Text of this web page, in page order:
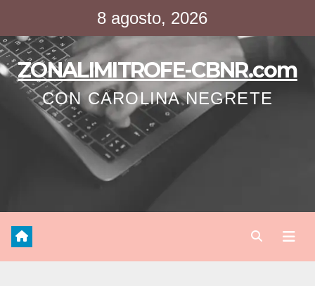
contenido
8 agosto, 2026
ZONALIMITROFE-CBNR.com
CON CAROLINA NEGRETE